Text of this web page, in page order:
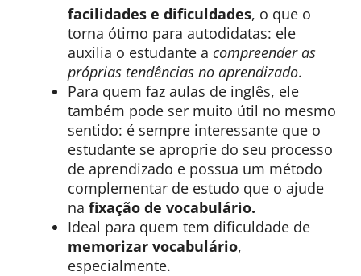
facilidades e dificuldades, o que o
torna ótimo para autodidatas: ele
auxilia o estudante a compreender as
próprias tendências no aprendizado.
Para quem faz aulas de inglês, ele
também pode ser muito útil no mesmo
sentido: é sempre interessante que o
estudante se aproprie do seu processo
de aprendizado e possua um método
complementar de estudo que o ajude
na fixação de vocabulário.
Ideal para quem tem dificuldade de
memorizar vocabulário,
especialmente.